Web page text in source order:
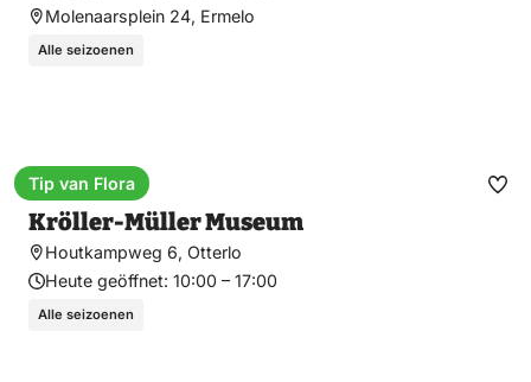
Molenaarsplein 24, Ermelo
Alle seizoenen
Museum
Kröller-Müller Museum
Houtkampweg 6, Otterlo
Heute geöffnet: 10:00 – 17:00
Alle seizoenen
Tip van Flora